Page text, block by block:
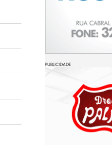
PUBLICIDADE